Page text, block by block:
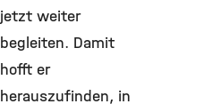
jetzt weiter
begleiten. Damit
hofft er
herauszufinden, in